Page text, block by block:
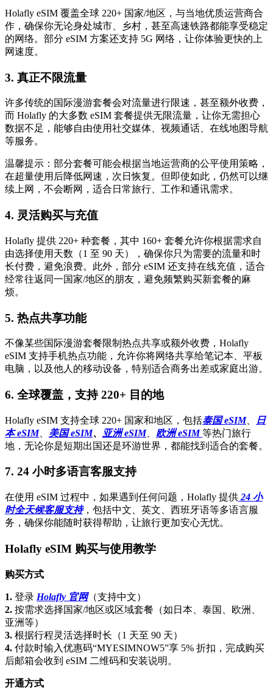
Holafly eSIM 覆盖全球 220+ 国家/地区，与当地优质运营商合
作，确保你无论身处城市、乡村，甚至高速铁路都能享受稳定
的网络。部分 eSIM 方案还支持 5G 网络，让你体验更快的上
网速度。
3. 真正不限流量
许多传统的国际漫游套餐会对流量进行限速，甚至额外收费，
而 Holafly 的大多数 eSIM 套餐提供无限流量，让你无需担心
数据不足，能够自由使用社交媒体、视频通话、在线地图导航
等服务。
温馨提示：部分套餐可能会根据当地运营商的公平使用策略，
在超量使用后降低网速，次日恢复。但即使如此，仍然可以继
续上网，不会断网，适合日常旅行、工作和通讯需求。
4. 灵活购买与充值
Holafly 提供 220+ 种套餐，其中 160+ 套餐允许你根据需求自
由选择使用天数（1 至 90 天），确保你只为需要的流量和时
长付费，避免浪费。此外，部分 eSIM 还支持在线充值，适合
经常往返同一国家/地区的朋友，避免频繁购买新套餐的麻
烦。
5. 热点共享功能
不像某些国际漫游套餐限制热点共享或额外收费，Holafly
eSIM 支持手机热点功能，允许你将网络共享给笔记本、平板
电脑，以及他人的移动设备，特别适合商务出差或家庭出游。
6. 全球覆盖，支持 220+ 目的地
Holafly eSIM 支持全球 220+ 国家和地区，包括泰国 eSIM、
日
本 eSIM、 美国 eSIM、 亚洲 eSIM、 欧洲 eSIM等热门旅行
地，无论你是短期出国还是环游世界，都能找到适合的套餐。
7. 24 小时多语言客服支持
在使用 eSIM 过程中，如果遇到任何问题，Holafly 提供 24 小
时全天候客服支持，包括中文、英文、西班牙语等多语言服
务，确保你能随时获得帮助，让旅行更加安心无忧。
Holafly eSIM 购买与使用教学
购买方式
1. 登录 Holafly 官网（支持中文）
2. 按需求选择国家/地区或区域套餐（如日本、泰国、欧洲、
亚洲等）
3. 根据行程灵活选择时长（1 天至 90 天）
4. 付款时输入优惠码“MYESIMNOW5”享 5% 折扣，完成购买
后邮箱会收到 eSIM 二维码和安装说明。
开通方式